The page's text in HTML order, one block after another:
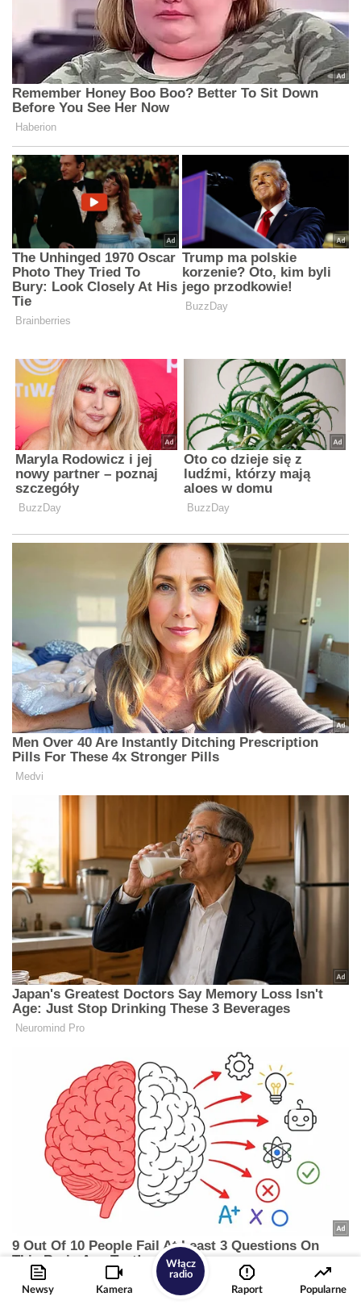
Newsy Kamera
Włącz
radio
Raport
Popularne